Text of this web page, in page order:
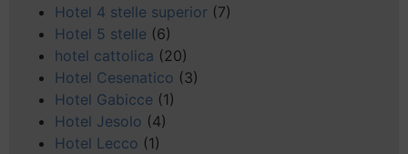
Hotel 4 stelle superior (7)
Hotel 5 stelle (6)
hotel cattolica (20)
Hotel Cesenatico (3)
Hotel Gabicce (1)
Hotel Jesolo (4)
Hotel Lecco (1)